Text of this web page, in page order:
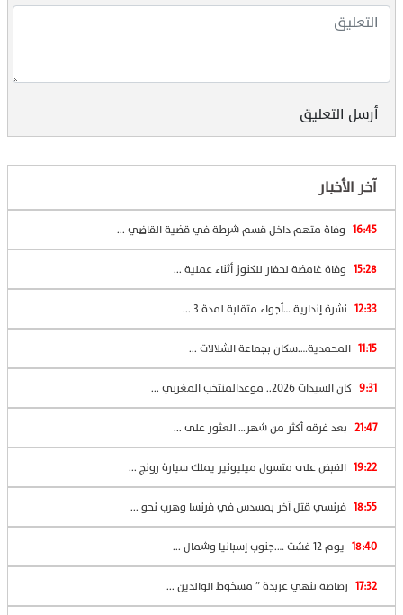
أرسل التعليق
آخر الأخبار
16:45 وفاة متهم داخل قسم شرطة في قضية القاضي ...
15:28 وفاة غامضة لحفار للكنوز أثناء عملية ...
12:33 نشرة إندارية …أجواء متقلبة لمدة 3 ...
11:15 المحمدية….سكان بجماعة الشلالات ...
9:31 كان السيدات 2026.. موعدالمنتخب المغربي ...
21:47 بعد غرقه أكثر من شهر… العثور على ...
19:22 القبض على متسول ميليونير يملك سيارة رونج ...
18:55 فرنسي قتل آخر بمسدس في فرنسا وهرب نحو ...
18:40 يوم 12 غشت ….جنوب إسبانيا وشمال ...
17:32 رصاصة تنهي عربدة ” مسخوط الوالدين ...